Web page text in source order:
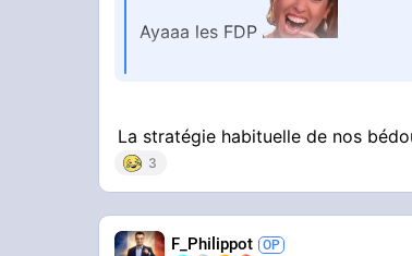
Ayaaa les FDP
La stratégie habituelle de nos
3
F_Philippot